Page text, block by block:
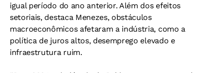
igual período do ano anterior. Além dos efeitos
setoriais, destaca Menezes, obstáculos
macroeconômicos afetaram a indústria, como a
política de juros altos, desemprego elevado e
infraestrutura ruim.